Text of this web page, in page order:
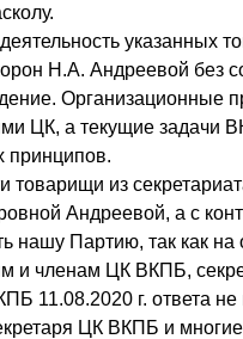
указанных
Н.А. Андреевой без
Организационные
ЦК, а текущие задачи
принципов.
товарищи из
Андреевой, а с
нашу Партию, так как
и членам ЦК ВКПБ,
11.08.2020 г. ответа
ЦК ВКПБ и